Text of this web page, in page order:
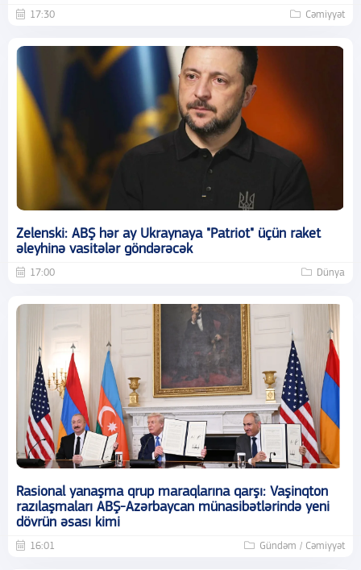
17:30 Cəmiyyət
Zelenski: ABŞ hər ay Ukraynaya "Patriot" üçün raket
əleyhinə vasitələr göndərəcək
17:00 Dünya
Rasional yanaşma qrup maraqlarına qarşı: Vaşinqton
razılaşmaları ABŞ-Azərbaycan münasibətlərində yeni
dövrün əsası kimi
16:01 Gündəm / Cəmiyyət